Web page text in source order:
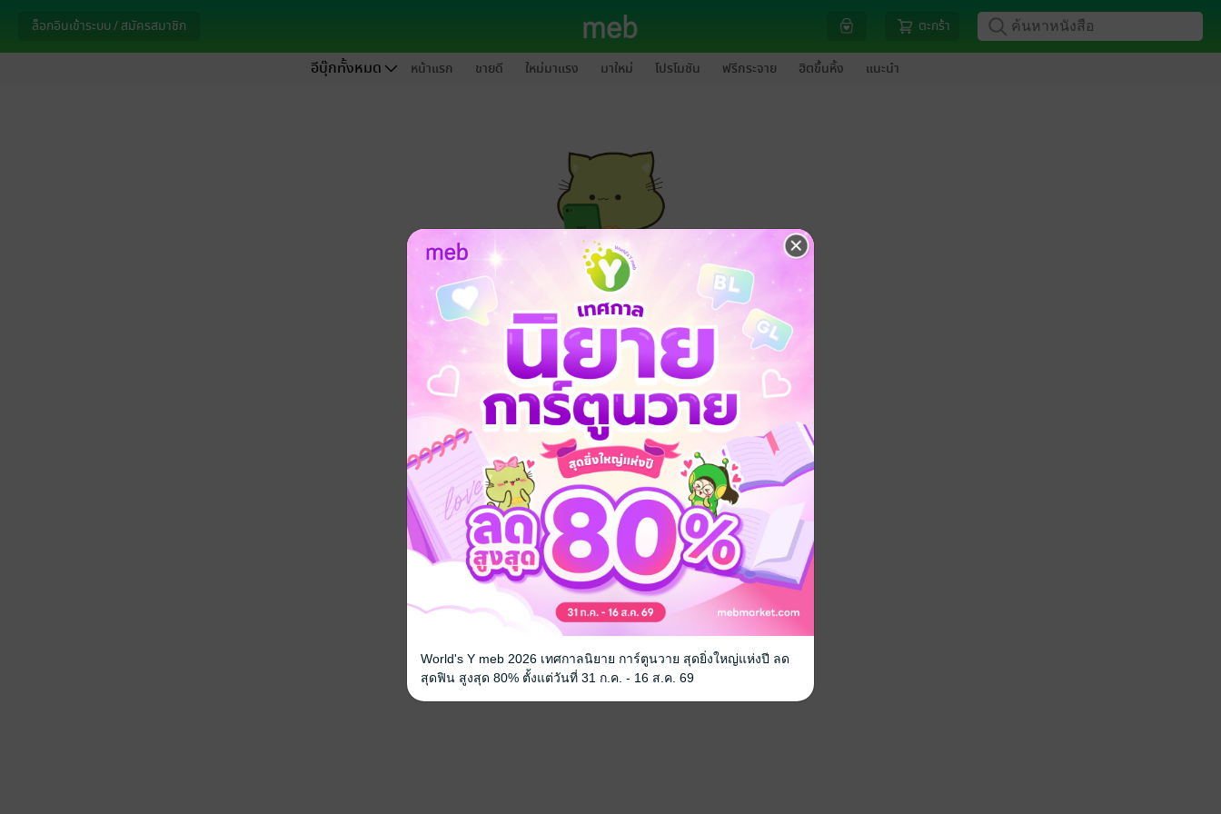
ล็อกอินเข้าระบบ / สมัครสมาชิก ตะกร้า
อีบุ๊กทั้งหมด หน้าแรก ขายดี ใหม่มาแรง มาใหม่ โปรโมชัน ฟรีกระจาย ฮิตขึ้นหิ้ง แนะนำ
กรุณาเข้าสู่ระบบก่อนดำเนินรายการด้วยค่ะ
ล็อกอินเข้าระบบ
World's Y meb 2026 เทศกาลนิยาย การ์ตูนวาย สุดยิ่งใหญ่แห่งปี ลด
สุดฟิน สูงสุด 80% ตั้งแต่วันที่ 31 ก.ค. - 16 ส.ค. 69